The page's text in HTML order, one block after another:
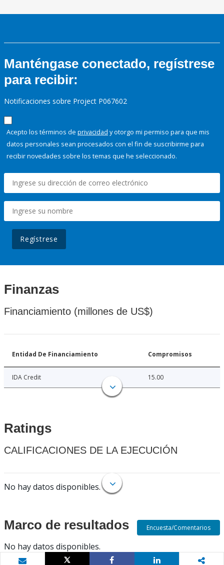
Manténgase conectado, regístrese
para recibir:
Notificaciones sobre Project P067602
Acepto los términos de privacidad y otorgo mi permiso para que mis
datos personales sean procesados con el fin de suscribirme para
recibir novedades sobre los temas que he seleccionado.
Regístrese
Finanzas
Financiamiento (millones de US$)
Entidad De Financiamiento Compromisos
IDA Credit 15.00
Ratings
CALIFICACIONES DE LA EJECUCIÓN
No hay datos disponibles.
Marco de resultados
No hay datos disponibles.
Encuesta/Comentarios